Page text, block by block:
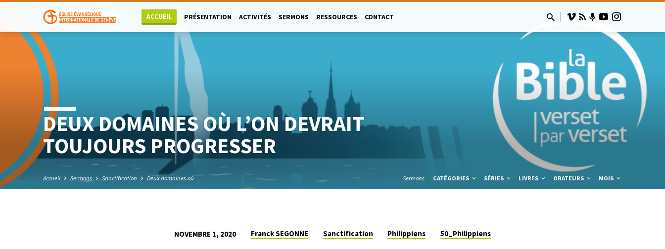
ACCUEIL PRÉSENTATION ACTIVITÉS SERMONS RESSOURCES CONTACT
DEUX DOMAINES OÙ L’ON DEVRAIT
TOUJOURS PROGRESSER
Accueil Sermons Sanctification Deux domaines où… Sermons CATÉGORIES SÉRIES LIVRES ORATEURS MOIS
NOVEMBRE 1, 2020 Franck SEGONNE Sanctification Philippiens 50_Philippiens